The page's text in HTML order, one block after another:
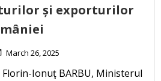
și exporturilor
March 26, 2025
Ionuţ BARBU, Ministerul